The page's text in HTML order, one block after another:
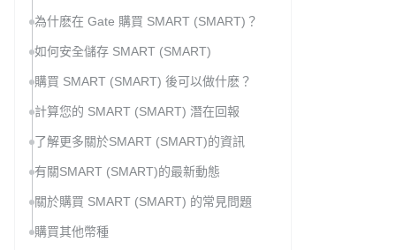
為什麽在 Gate 購買 SMART (SMART)？
如何安全儲存 SMART (SMART)
購買 SMART (SMART) 後可以做什麽？
計算您的 SMART (SMART) 潛在回報
了解更多關於SMART (SMART)的資訊
有關SMART (SMART)的最新動態
關於購買 SMART (SMART) 的常見問題
購買其他幣種